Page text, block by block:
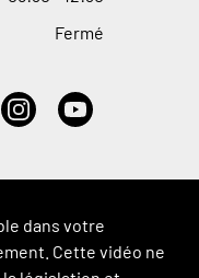
Fermé
dans votre
Cette vidéo ne